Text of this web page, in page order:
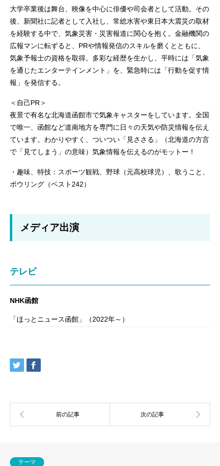
大学卒業後は舞台、映像を中心に俳優や司会者として活動。その
後、新聞社に記者として入社し、常総水害や東日本大震災の取材
を経験する中で、気象災害・災害報道に関心を抱く。金融機関の
広報マンに転ずると、PRや情報発信のスキルを磨くとともに、
気象予報士の資格を取得。多彩な経歴を生かし、平時には「気象
を通じたエンターテインメント」を、緊急時には「行動を促す情
報」を発信する。
＜自己PR＞
夜景で有名な北海道函館市で気象キャスターをしています。全国
で唯一、函館など道南地方を専門に日々の天気や防災情報を伝え
ています。わかりやすく、ついつい「見ささる」（北海道の方言
で「見てしまう」の意味）気象情報を伝えるのがモットー！
・趣味、特技：スポーツ観戦、野球（元高校球児）、歌うこと、
ボウリング（ベスト242）
メディア出演
テレビ
NHK函館
「ほっとニュース函館」（2022年～）
テーマ